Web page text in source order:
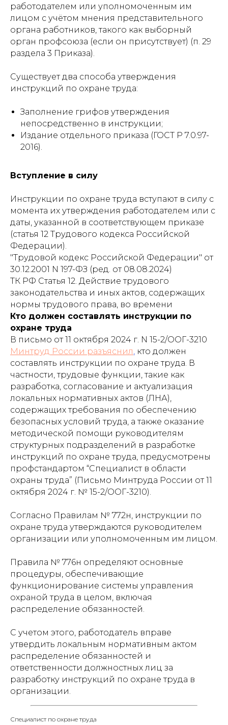
работодателем или уполномоченным им
лицом с учётом мнения представительного
органа работников, такого как выборный
орган профсоюза (если он присутствует) (п. 29
раздела 3 Приказа).
Существует два способа утверждения
инструкций по охране труда:
Заполнение грифов утверждения
непосредственно в инструкции;
Издание отдельного приказа (ГОСТ Р 7.0.97-
2016).
Вступление в силу
Инструкции по охране труда вступают в силу с
момента их утверждения работодателем или с
даты, указанной в соответствующем приказе
(статья 12 Трудового кодекса Российской
Федерации).
"Трудовой кодекс Российской Федерации" от
30.12.2001 N 197-ФЗ (ред. от 08.08.2024)
ТК РФ Статья 12. Действие трудового
законодательства и иных актов, содержащих
нормы трудового права, во времени
Кто должен составлять инструкции по
охране труда
В письмо от 11 октября 2024 г. N 15-2/ООГ-3210
Минтруд России разъяснил кто должен
составлять инструкции по охране труда. В
частности, трудовые функции, такие как
разработка, согласование и актуализация
локальных нормативных актов (ЛНА),
содержащих требования по обеспечению
безопасных условий труда, а также оказание
методической помощи руководителям
структурных подразделений в разработке
инструкций по охране труда, предусмотрены
профстандартом “Специалист в области
охраны труда” (Письмо Минтруда России от 11
октября 2024 г. № 15-2/ООГ-3210).
Согласно Правилам № 772н, инструкции по
охране труда утверждаются руководителем
организации или уполномоченным им лицом.
Правила № 776н определяют основные
процедуры, обеспечивающие
функционирование системы управления
охраной труда в целом, включая
распределение обязанностей.
С учетом этого, работодатель вправе
утвердить локальным нормативным актом
распределение обязанностей и
ответственности должностных лиц за
разработку инструкций по охране труда в
организации.
Специалист по охране труда